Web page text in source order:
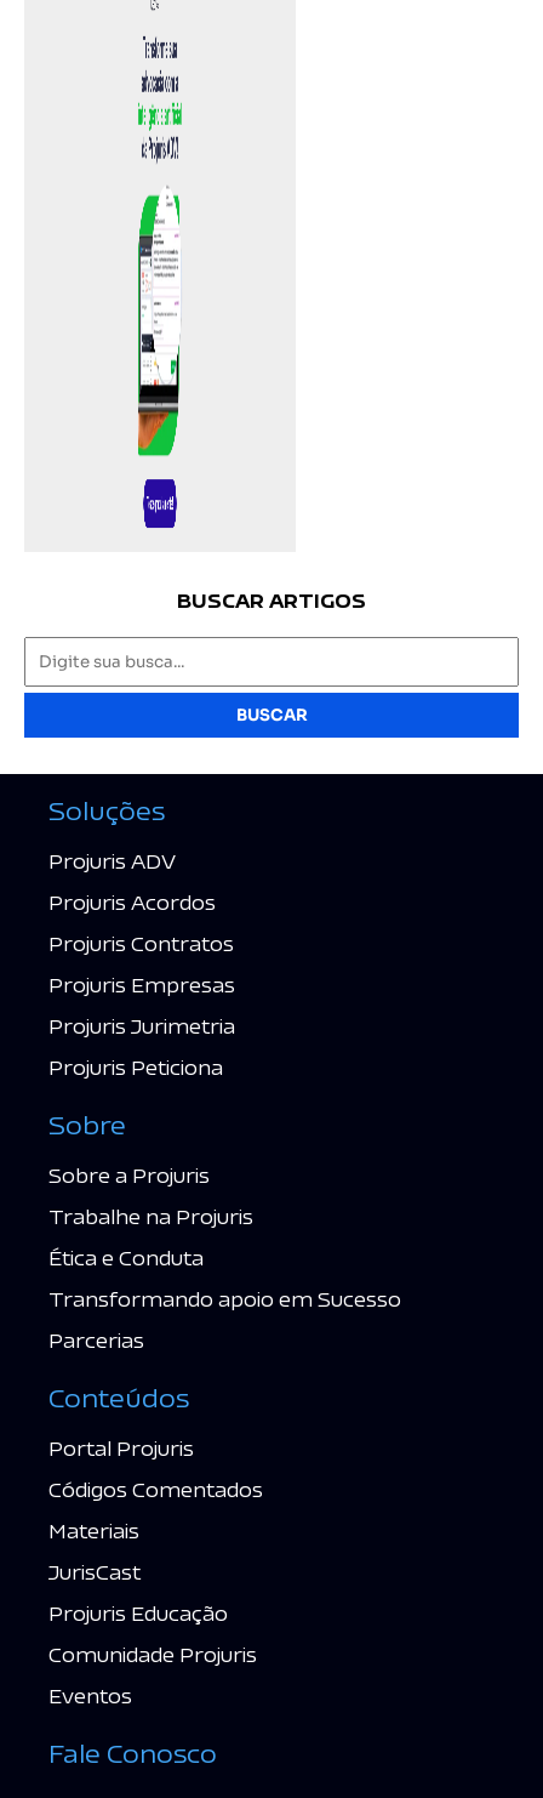
BUSCAR ARTIGOS
BUSCAR
Soluções
Projuris ADV
Projuris Acordos
Projuris Contratos
Projuris Empresas
Projuris Jurimetria
Projuris Peticiona
Sobre
Sobre a Projuris
Trabalhe na Projuris
Ética e Conduta
Transformando apoio em Sucesso
Parcerias
Conteúdos
Portal Projuris
Códigos Comentados
Materiais
JurisCast
Projuris Educação
Comunidade Projuris
Eventos
Fale Conosco